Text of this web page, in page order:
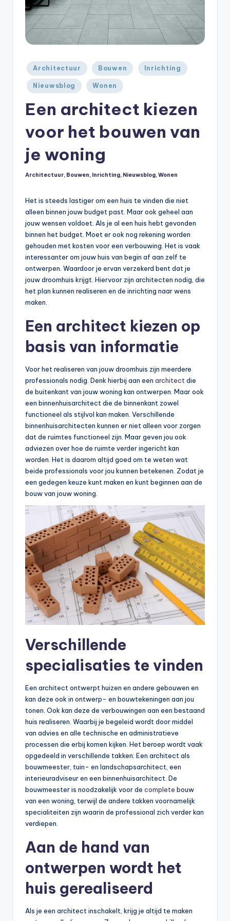
Geplaatst
in
Architectuur Bouwen Inrichting
Nieuwsblog Wonen
Een architect kiezen
voor het bouwen van
je woning
Geplaatst
Architectuur, Bouwen, Inrichting, Nieuwsblog,Wonen
Het is steeds lastiger om een huis te vinden die niet
alleen binnen jouw budget past. Maar ook geheel aan
jouw wensen voldoet. Als je al een huis hebt gevonden
binnen het budget. Moet er ook nog rekening worden
gehouden met kosten voor een verbouwing. Het is vaak
interessanter om jouw huis van begin af aan zelf te
ontwerpen. Waardoor je ervan verzekerd bent dat je
jouw droomhuis krijgt. Hiervoor zijn architecten nodig, die
het plan kunnen realiseren en de inrichting naar wens
maken.
Een architect kiezen op
basis van informatie
Voor het realiseren van jouw droomhuis zijn meerdere
professionals nodig. Denk hierbij aan een architect die
de buitenkant van jouw woning kan ontwerpen. Maar ook
een binnenhuisarchitect die de binnenkant zowel
functioneel als stijlvol kan maken. Verschillende
binnenhuisarchitecten kunnen er niet alleen voor zorgen
dat de ruimtes functioneel zijn. Maar geven jou ook
adviezen over hoe de ruimte verder ingericht kan
worden. Het is daarom altijd goed om te weten wat
beide professionals voor jou kunnen betekenen. Zodat je
een gedegen keuze kunt maken en kunt beginnen aan de
bouw van jouw woning.
Verschillende
specialisaties te vinden
Een architect ontwerpt huizen en andere gebouwen en
kan deze ook in ontwerp- en bouwtekeningen aan jou
tonen. Ook kan deze de verbouwingen aan een bestaand
huis realiseren. Waarbij je begeleid wordt door middel
van advies en alle technische en administratieve
processen die erbij komen kijken. Het beroep wordt vaak
opgedeeld in verschillende takken: Een architect als
bouwmeester, tuin- en landschapsarchitect, een
interieuradviseur en een binnenhuisarchitect. De
bouwmeester is noodzakelijk voor de complete bouw
van een woning, terwijl de andere takken voornamelijk
specialiteiten zijn waarin de professional zich verder kan
verdiepen.
Aan de hand van
ontwerpen wordt het
huis gerealiseerd
Als je een architect inschakelt, krijg je altijd te maken